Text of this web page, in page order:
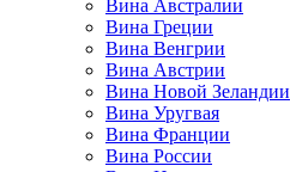
Вина Австралии
Вина Греции
Вина Венгрии
Вина Австрии
Вина Новой Зеландии
Вина Уругвая
Вина Франции
Вина России